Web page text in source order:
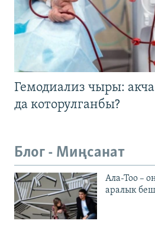
Гемодиализ чыры:
да которулганбы?
Блог - Миңсанат
Ала-Тоо –
аралык